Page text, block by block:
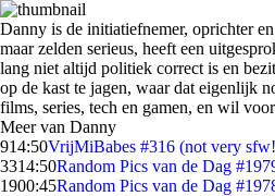
Danny is de initiatiefnemer, oprichter
maar zelden serieus, heeft een
lang niet altijd politiek correct is en
op de kast te jagen, waar dat eigenlijk
films, series, tech en gamen, en wil
Meer van Danny
914:50VrijMiBabes #316 (not very
3314:50Random Pics van de Dag
1900:45Random Pics van de Dag